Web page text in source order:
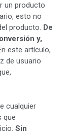
un producto
esto no
producto. De
y,
este artículo,
de usuario
cualquier
que
Sin